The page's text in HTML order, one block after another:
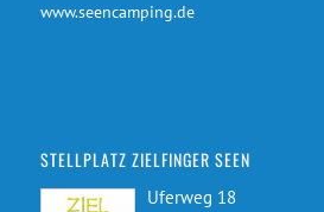
www.seencamping.de
STELLPLATZ ZIELFINGER SEEN
Uferweg 18